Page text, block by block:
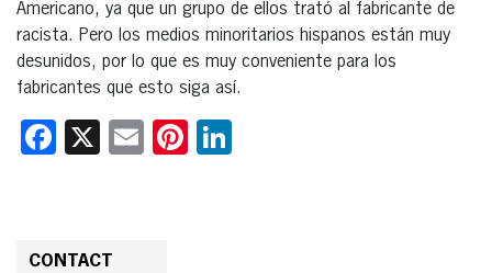
Americano, ya que un grupo de ellos trató al fabricante de
racista. Pero los medios minoritarios hispanos están muy
desunidos, por lo que es muy conveniente para los
fabricantes que esto siga así.
Facebook
X EmailPinterest
CONTACT